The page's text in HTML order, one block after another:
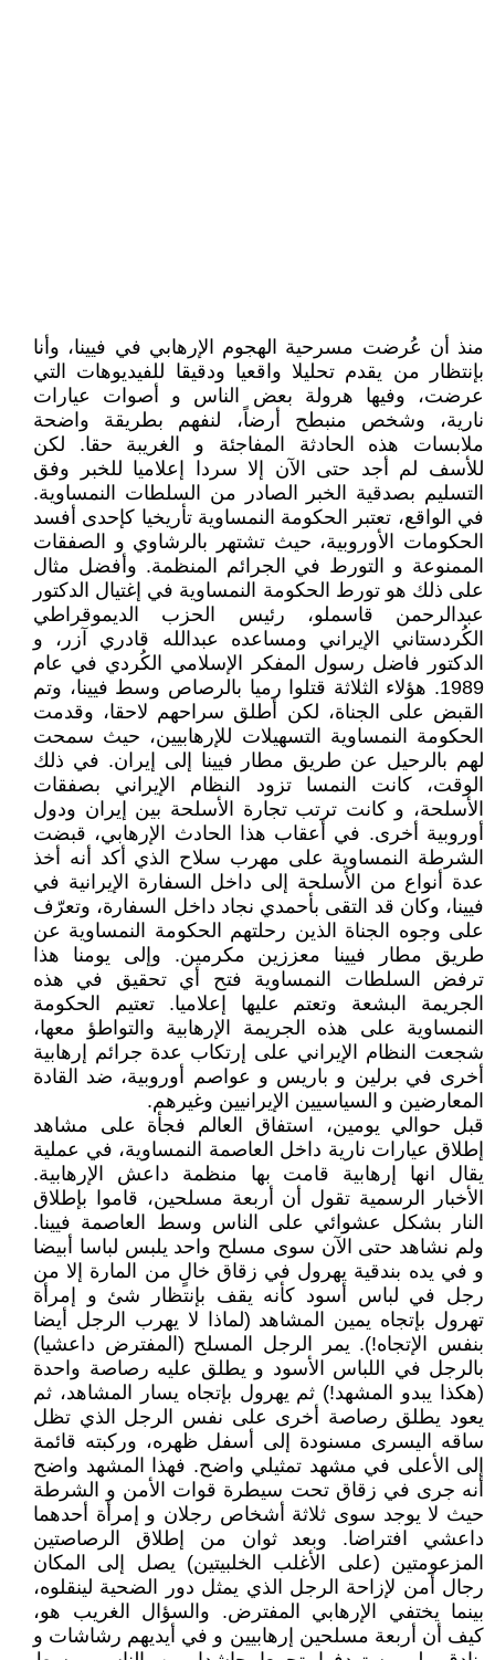
منذ أن عُرضت مسرحية الهجوم الإرهابي في فيينا، وأنا
بإنتظار من يقدم تحليلا واقعيا ودقيقا للفيديوهات التي
عرضت، وفيها هرولة بعض الناس و أصوات عيارات
نارية، وشخص منبطح أرضاً، لنفهم بطريقة واضحة
ملابسات هذه الحادثة المفاجئة و الغريبة حقا. لكن
للأسف لم أجد حتى الآن إلا سردا إعلاميا للخبر وفق
التسليم بصدقية الخبر الصادر من السلطات النمساوية.
في الواقع، تعتبر الحكومة النمساوية تأريخيا كإحدى أفسد
الحكومات الأوروبية، حيث تشتهر بالرشاوي و الصفقات
الممنوعة و التورط في الجرائم المنظمة. وأفضل مثال
على ذلك هو تورط الحكومة النمساوية في إغتيال الدكتور
عبدالرحمن قاسملو، رئيس الحزب الديموقراطي
الكُردستاني الإيراني ومساعده عبدالله قادري آزر، و
الدكتور فاضل رسول المفكر الإسلامي الكُردي في عام
1989. هؤلاء الثلاثة قتلوا رميا بالرصاص وسط فيينا، وتم
القبض على الجناة، لكن أطلق سراحهم لاحقا، وقدمت
الحكومة النمساوية التسهيلات للإرهابيين، حيث سمحت
لهم بالرحيل عن طريق مطار فيينا إلى إيران. في ذلك
الوقت، كانت النمسا تزود النظام الإيراني بصفقات
الأسلحة، و كانت ترتب تجارة الأسلحة بين إيران ودول
أوروبية أخرى. في أعقاب هذا الحادث الإرهابي، قبضت
الشرطة النمساوية على مهرب سلاح الذي أكد أنه أخذ
عدة أنواع من الأسلحة إلى داخل السفارة الإيرانية في
فيينا، وكان قد التقى بأحمدي نجاد داخل السفارة، وتعرّف
على وجوه الجناة الذين رحلتهم الحكومة النمساوية عن
طريق مطار فيينا معززين مكرمين. وإلى يومنا هذا
ترفض السلطات النمساوية فتح أي تحقيق في هذه
الجريمة البشعة وتعتم عليها إعلاميا. تعتيم الحكومة
النمساوية على هذه الجريمة الإرهابية والتواطؤ معها،
شجعت النظام الإيراني على إرتكاب عدة جرائم إرهابية
أخرى في برلين و باريس و عواصم أوروبية، ضد القادة
المعارضين و السياسيين الإيرانيين وغيرهم.
قبل حوالي يومين، استفاق العالم فجأة على مشاهد
إطلاق عيارات نارية داخل العاصمة النمساوية، في عملية
يقال انها إرهابية قامت بها منظمة داعش الإرهابية.
الأخبار الرسمية تقول أن أربعة مسلحين، قاموا بإطلاق
النار بشكل عشوائي على الناس وسط العاصمة فيينا.
ولم نشاهد حتى الآن سوى مسلح واحد يلبس لباسا أبيضا
و في يده بندقية يهرول في زقاق خالٍ من المارة إلا من
رجل في لباس أسود كأنه يقف بإنتظار شئ و إمرأة
تهرول بإتجاه يمين المشاهد (لماذا لا يهرب الرجل أيضا
بنفس الإتجاه!). يمر الرجل المسلح (المفترض داعشيا)
بالرجل في اللباس الأسود و يطلق عليه رصاصة واحدة
(هكذا يبدو المشهد!) ثم يهرول بإتجاه يسار المشاهد، ثم
يعود يطلق رصاصة أخرى على نفس الرجل الذي تظل
ساقه اليسرى مسنودة إلى أسفل ظهره، وركبته قائمة
إلى الأعلى في مشهد تمثيلي واضح. فهذا المشهد واضح
أنه جرى في زقاق تحت سيطرة قوات الأمن و الشرطة
حيث لا يوجد سوى ثلاثة أشخاص رجلان و إمرأة أحدهما
داعشي افتراضا. وبعد ثوان من إطلاق الرصاصتين
المزعومتين (على الأغلب الخلبيتين) يصل إلى المكان
رجال أمن لإزاحة الرجل الذي يمثل دور الضحية لينقلوه،
بينما يختفي الإرهابي المفترض. والسؤال الغريب هو،
كيف أن أربعة مسلحين إرهابيين و في أيديهم رشاشات و